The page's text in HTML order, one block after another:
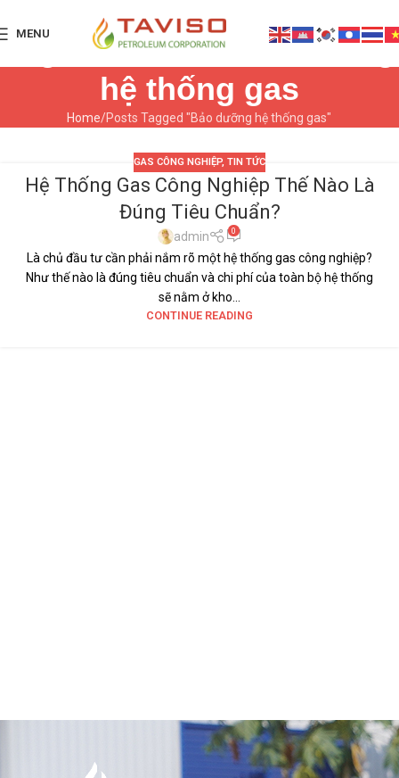
MENU
Tag Archives: Bảo dưỡng
hệ thống gas
Home Posts Tagged "Bảo dưỡng hệ thống gas"
10
GAS CÔNG NGHIỆP, TIN TỨC
Hệ Thống Gas Công Nghiệp Thế Nào Là
Đúng Tiêu Chuẩn?
admin 0
Là chủ đầu tư cần phải nắm rõ một hệ thống gas công nghiệp?
Như thế nào là đúng tiêu chuẩn và chi phí của toàn bộ hệ thống
sẽ nằm ở kho...
CONTINUE READING